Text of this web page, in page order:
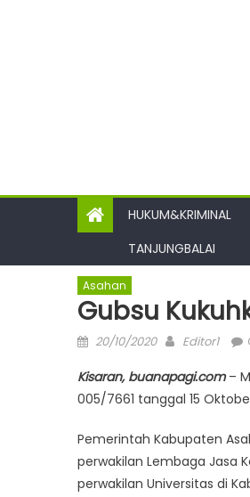
HUKUM&KRIMINAL
TANJUNGBALAI
Asahan
Gubsu
Posted
20/10/2020 Author
Editor1
Kisaran, buanapagi.com–
005/7661 tanggal 15
Pemerintah Kabupaten
perwakilan Lembaga Jasa
perwakilan Universitas di